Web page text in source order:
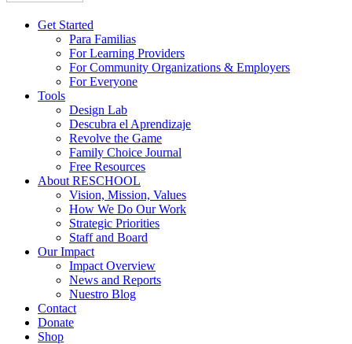
Get Started
Para Familias
For Learning Providers
For Community Organizations & Employers
For Everyone
Tools
Design Lab
Descubra el Aprendizaje
Revolve the Game
Family Choice Journal
Free Resources
About RESCHOOL
Vision, Mission, Values
How We Do Our Work
Strategic Priorities
Staff and Board
Our Impact
Impact Overview
News and Reports
Nuestro Blog
Contact
Donate
Shop